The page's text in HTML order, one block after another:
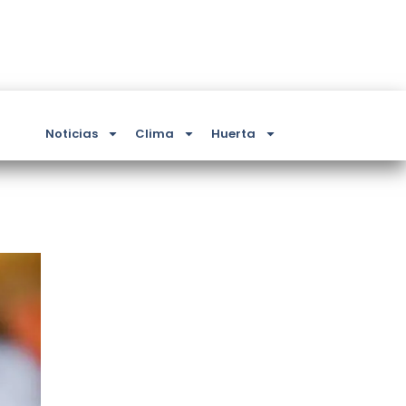
Noticias Clima Huerta